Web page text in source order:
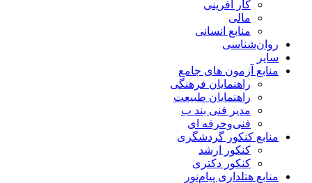
کار آفرینی
مالی
منابع انسانی
روان‌شناسی
سایر
منابع آزمون های جامع
راهنمایان فرهنگی
راهنمایان طبیعت
مدیر فنی بند ب
فنی‌وحرفه‌ ای
منابع کنکور گردشگری
کنکور ارشد
کنکور دکتری
منابع هتلداری پیام‌نور